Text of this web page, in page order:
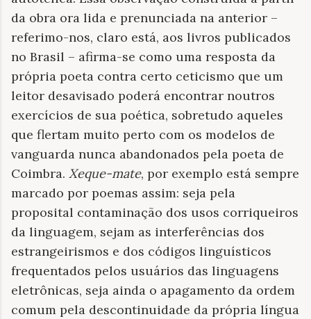
da obra ora lida e prenunciada na anterior –
referimo-nos, claro está, aos livros publicados
no Brasil – afirma-se como uma resposta da
própria poeta contra certo ceticismo que um
leitor desavisado poderá encontrar noutros
exercícios de sua poética, sobretudo aqueles
que flertam muito perto com os modelos de
vanguarda nunca abandonados pela poeta de
Coimbra. Xeque-mate, por exemplo está sempre
marcado por poemas assim: seja pela
proposital contaminação dos usos corriqueiros
da linguagem, sejam as interferências dos
estrangeirismos e dos códigos linguísticos
frequentados pelos usuários das linguagens
eletrônicas, seja ainda o apagamento da ordem
comum pela descontinuidade da própria língua